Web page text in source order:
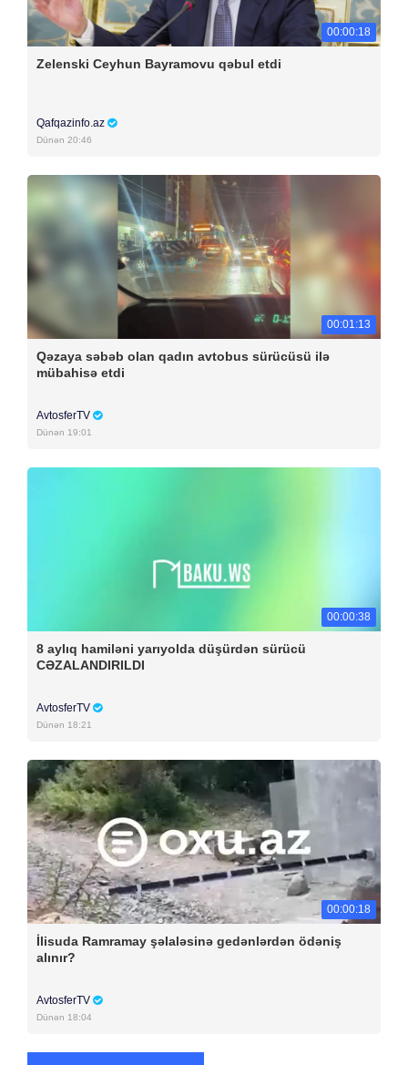
00:00:18
Zelenski Ceyhun Bayramovu qəbul etdi
Qafqazinfo.az
Dünən 20:46
00:01:13
Qəzaya səbəb olan qadın avtobus sürücüsü ilə
mübahisə etdi
AvtosferTV
Dünən 19:01
00:00:38
8 aylıq hamiləni yarıyolda düşürdən sürücü
CƏZALANDIRILDI
AvtosferTV
Dünən 18:21
00:00:18
İlisuda Ramramay şəlaləsinə gedənlərdən ödəniş
alınır?
AvtosferTV
Dünən 18:04